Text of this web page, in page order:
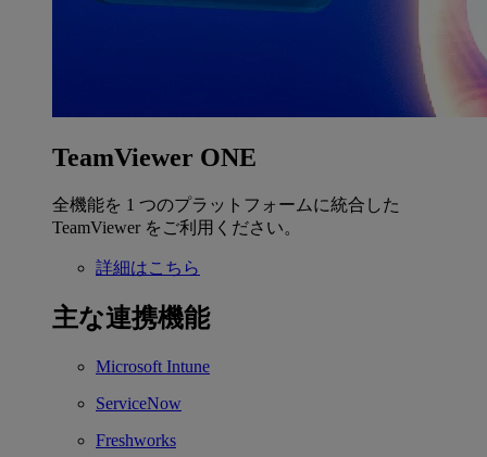
TeamViewer ONE
全機能を 1 つのプラットフォームに統合した
TeamViewer をご利用ください。
詳細はこちら
主な連携機能
Microsoft Intune
ServiceNow
Freshworks